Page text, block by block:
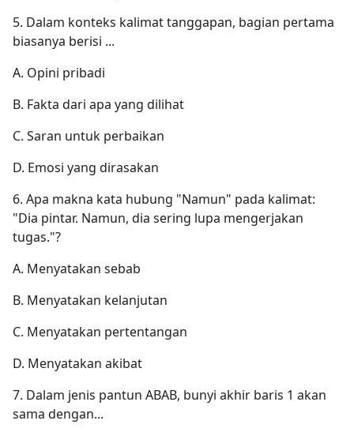
5. Dalam konteks kalimat tanggapan, bagian pertama
biasanya berisi ...
A. Opini pribadi
B. Fakta dari apa yang dilihat
C. Saran untuk perbaikan
D. Emosi yang dirasakan
6. Apa makna kata hubung "Namun" pada kalimat:
"Dia pintar. Namun, dia sering lupa mengerjakan
tugas."?
A. Menyatakan sebab
B. Menyatakan kelanjutan
C. Menyatakan pertentangan
D. Menyatakan akibat
7. Dalam jenis pantun ABAB, bunyi akhir baris 1 akan
sama dengan...